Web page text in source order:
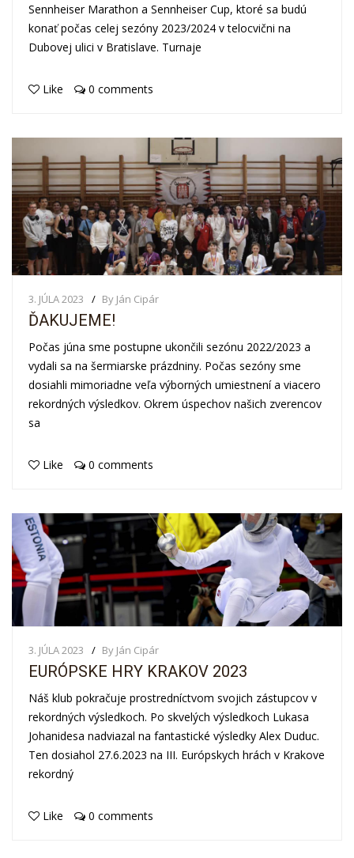
Sennheiser Marathon a Sennheiser Cup, ktoré sa budú
konať počas celej sezóny 2023/2024 v telocvični na
Dubovej ulici v Bratislave. Turnaje
Like 0 comments
3. JÚLA 2023 By Ján Cipár
ĎAKUJEME!
Počas júna sme postupne ukončili sezónu 2022/2023 a
vydali sa na šermiarske prázdniny. Počas sezóny sme
dosiahli mimoriadne veľa výborných umiestnení a viacero
rekordných výsledkov. Okrem úspechov našich zverencov
sa
Like 0 comments
3. JÚLA 2023 By Ján Cipár
EURÓPSKE HRY KRAKOV 2023
Náš klub pokračuje prostredníctvom svojich zástupcov v
rekordných výsledkoch. Po skvelých výsledkoch Lukasa
Johanidesa nadviazal na fantastické výsledky Alex Duduc.
Ten dosiahol 27.6.2023 na III. Európskych hrách v Krakove
rekordný
Like 0 comments